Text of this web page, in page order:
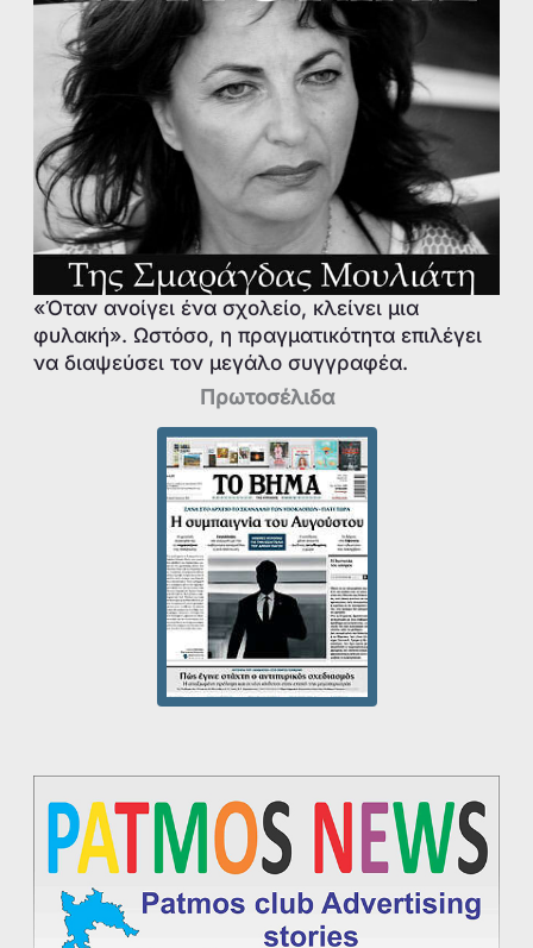
«Όταν ανοίγει ένα σχολείο, κλείνει μια
φυλακή». Ωστόσο, η πραγματικότητα επιλέγει
να διαψεύσει τον μεγάλο συγγραφέα.
Πρωτοσέλιδα